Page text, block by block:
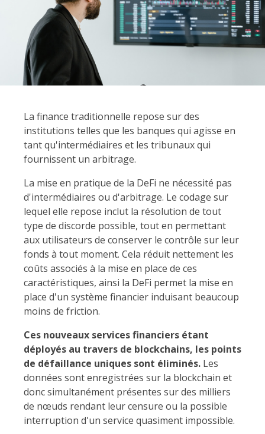
La finance traditionnelle repose sur des
institutions telles que les banques qui agisse en
tant qu'intermédiaires et les tribunaux qui
fournissent un arbitrage.
La mise en pratique de la DeFi ne nécessité pas
d'intermédiaires ou d'arbitrage. Le codage sur
lequel elle repose inclut la résolution de tout
type de discorde possible, tout en permettant
aux utilisateurs de conserver le contrôle sur leur
fonds à tout moment. Cela réduit nettement les
coûts associés à la mise en place de ces
caractéristiques, ainsi la DeFi permet la mise en
place d'un système financier induisant beaucoup
moins de friction.
Ces nouveaux services financiers étant
déployés au travers de blockchains, les points
de défaillance uniques sont éliminés. Les
données sont enregistrées sur la blockchain et
donc simultanément présentes sur des milliers
de nœuds rendant leur censure ou la possible
interruption d'un service quasiment impossible.